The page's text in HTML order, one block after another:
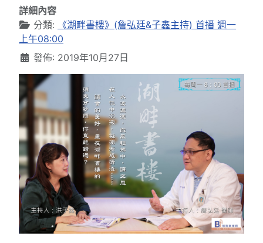
詳細內容
分類:
《湖畔書樓》(詹弘廷&子鑫主持) 首播 週一
上午08:00
發佈: 2019年10月27日